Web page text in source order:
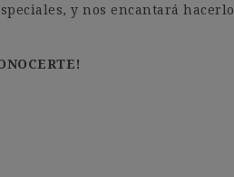
y nos encantará